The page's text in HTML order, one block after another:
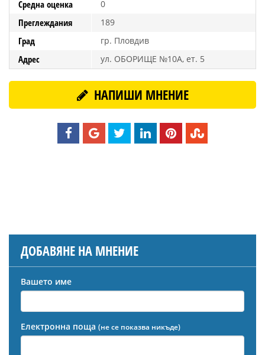
Средна оценка 0
Преглеждания 189
Град гр. Пловдив
Адрес ул. ОБОРИЩЕ №10А, ет. 5
НАПИШИ МНЕНИЕ
ДОБАВЯНЕ НА МНЕНИЕ
Вашето име
Електронна поща (не се показва никъде)